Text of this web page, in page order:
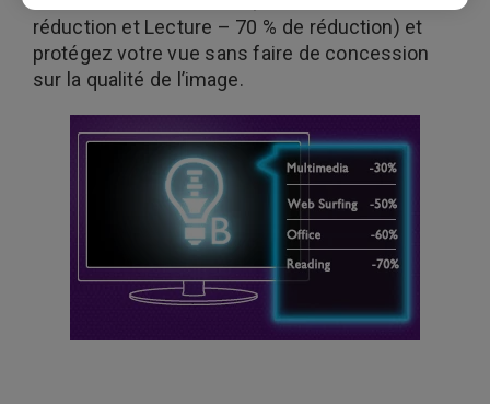
réduction et Lecture – 70 % de réduction) et
protégez votre vue sans faire de concession
sur la qualité de l’image.